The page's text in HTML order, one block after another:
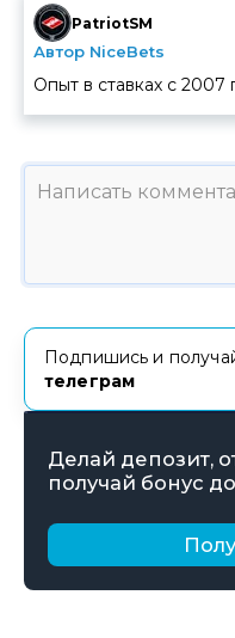
PatriotSM
Автор NiceBets
Опыт в ставках с 2007
Подпишись и
телеграм
Делай депозит,
получай бонус